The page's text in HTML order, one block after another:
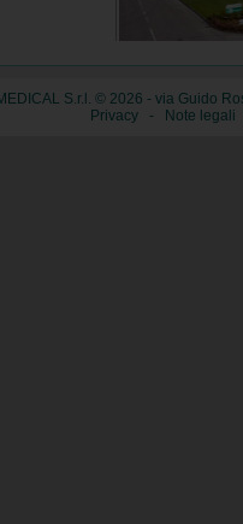
S.r.l. © 2026 - via Guido
Privacy - Note legali